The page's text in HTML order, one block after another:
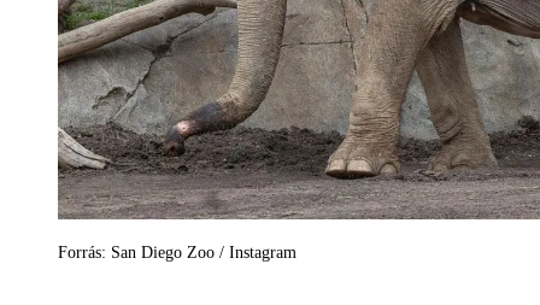
Forrás: San Diego Zoo / Instagram